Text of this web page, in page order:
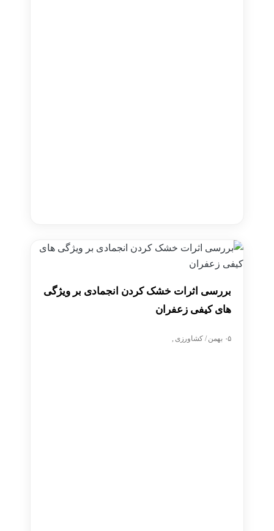
بررسی اثرات خشک کردن انجمادی بر ویژگی
های کیفی زعفران
۰۵ بهمن / کشاورزی ,